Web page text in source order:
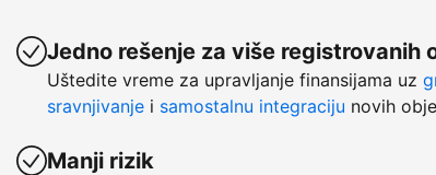
Jedno rešenje za više registrovanih
Uštedite vreme za upravljanje finansijama uz
sravnjivanje i samostalnu integraciju novih
Manji rizik